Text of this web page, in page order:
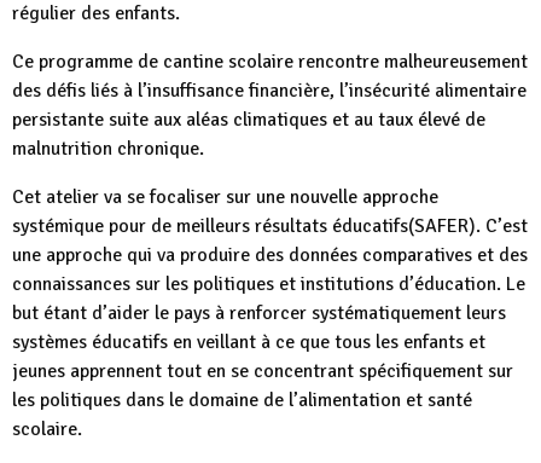
régulier des enfants.
Ce programme de cantine scolaire rencontre malheureusement
des défis liés à l’insuffisance financière, l’insécurité alimentaire
persistante suite aux aléas climatiques et au taux élevé de
malnutrition chronique.
Cet atelier va se focaliser sur une nouvelle approche
systémique pour de meilleurs résultats éducatifs(SAFER). C’est
une approche qui va produire des données comparatives et des
connaissances sur les politiques et institutions d’éducation. Le
but étant d’aider le pays à renforcer systématiquement leurs
systèmes éducatifs en veillant à ce que tous les enfants et
jeunes apprennent tout en se concentrant spécifiquement sur
les politiques dans le domaine de l’alimentation et santé
scolaire.